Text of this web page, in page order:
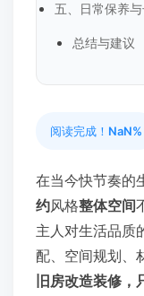
五、日常保养
总结与建议
阅读完成！ NaN%
在当今快节奏的
约风格整体空间
主人对生活品质
配、空间规划、
旧房改造装修